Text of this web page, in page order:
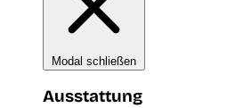
Modal schließen
Ausstattung